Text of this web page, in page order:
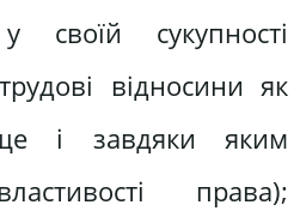
сукупності
відносини як
і завдяки яким
права);